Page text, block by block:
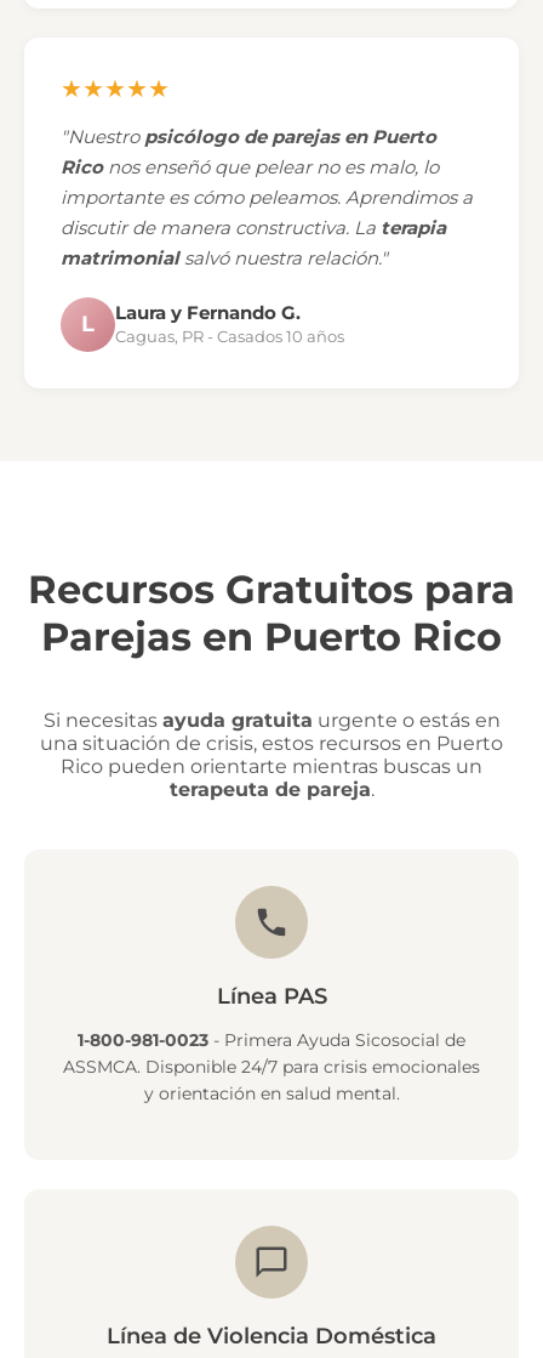
★★★★★
"Nuestro psicólogo de parejas en Puerto
Riconos enseñó que pelear no es malo, lo
importante es cómo peleamos. Aprendimos a
discutir de manera constructiva. La terapia
matrimonialsalvó nuestra relación."
L Laura y Fernando G.
Caguas, PR - Casados 10 años
Recursos Gratuitos para
Parejas en Puerto Rico
Si necesitas ayuda gratuita urgente o estás en
una situación de crisis, estos recursos en Puerto
Rico pueden orientarte mientras buscas un
terapeuta de pareja.
Línea PAS
1-800-981-0023 - Primera Ayuda Sicosocial de
ASSMCA. Disponible 24/7 para crisis emocionales
y orientación en salud mental.
Línea de Violencia Doméstica